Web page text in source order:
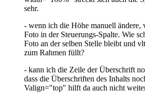
sehr.
- wenn ich die Höhe manuell ändere,
Foto in der Steuerungs-Spalte. Wie
Foto an der selben Stelle bleibt und
zum Rahmen füllt?
- kann ich die Zeile der Überschrift
dass die Überschriften des Inhalts
Valign="top" hilft da auch nicht